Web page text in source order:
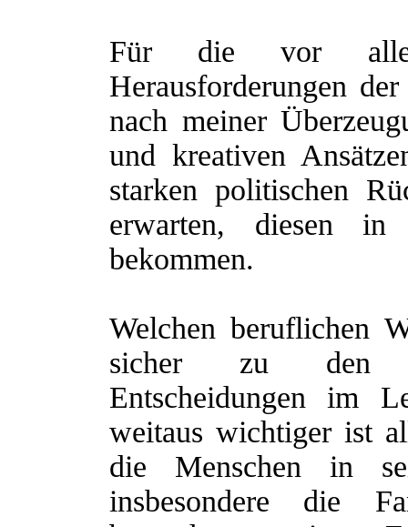
Für die vor allen
Herausforderungen
nach meiner
und kreativen
starken politischen
erwarten, diesen
bekommen.
Welchen beruflichen
sicher zu den
Entscheidungen im
weitaus wichtiger ist
die Menschen in
insbesondere die